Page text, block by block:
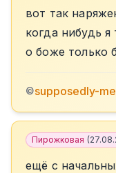
вот так
когда нибудь
о боже только
©supposedly-me
Пирожковая (
ещё с